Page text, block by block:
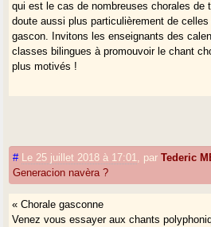
qui est le cas de nombreuses chorales de
doute aussi plus particulièrement de
gascon. Invitons les enseignants des
classes bilingues à promouvoir le chant
plus motivés !
# Le 25 juillet 2018 à 17:01 parTederic
Generacion navèra ?
« Chorale gasconne
Venez vous essayer aux chants